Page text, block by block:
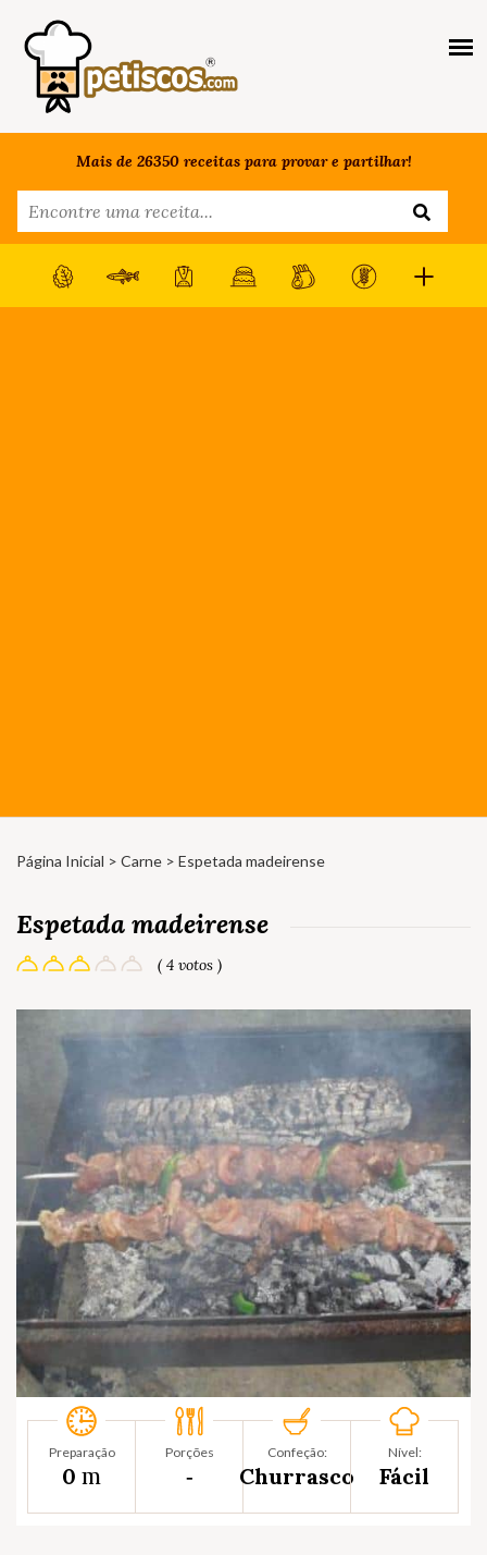
Mais de 26350 receitas para provar e partilhar!
Página Inicial > Carne > Espetada madeirense
Espetada madeirense
( 4 votos )
Preparação
0 m
Porções
‐
Confeção:
Churrasco
Nível:
Fácil